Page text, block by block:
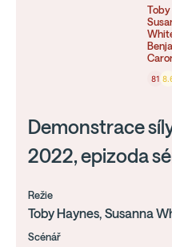
Toby
81
Demonstrace
2022, epizoda
Režie
Toby Haynes, Susanna
Scénář